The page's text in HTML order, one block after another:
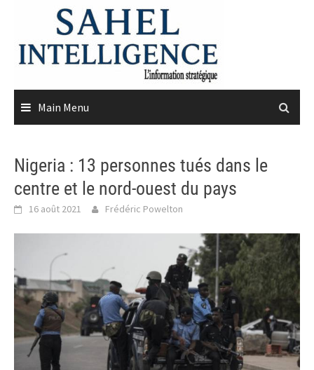
content
Main Menu
Nigeria : 13 personnes tués dans le
centre et le nord-ouest du pays
16 août 2021 Frédéric Powelton